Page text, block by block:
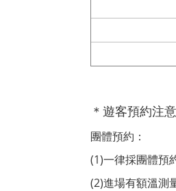
＊遊客預約注
團體預約：
(1)一律採團體預
(2)進場有額溫測